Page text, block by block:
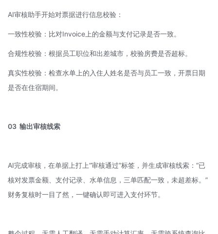
AI审核助手开始对票据进行信息校验：
一致性校验：比对Invoice上的金额与支付记录是否一致。
合规性校验：根据员工职位和出差城市，校验房费是否超标。
真实性校验：检查水单上的入住人姓名是否与员工一致，开票日期
是否在住宿期间。
03 输出审核线索
AI完成审核，在单据上打上“审核通过”标签，并生成审核线索：“已
核对发票金额、支付记录、水单信息，三单匹配一致，未超差标。”
财务复核时一目了然，一键确认即可进入支付环节。